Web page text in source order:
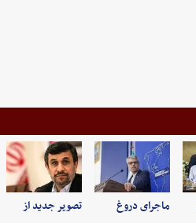
ماجرای دروغ
تصویر جدید از